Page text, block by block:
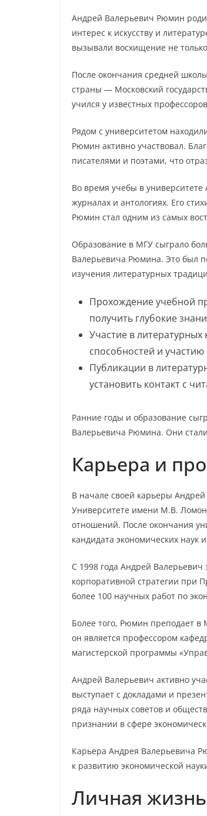
Андрей Валерьевич Рюмин
интерес к искусству и
вызывали восхищение не
После окончания средней
страны — Московский
учился у известных
Рядом с университетом
Рюмин активно участвовал.
писателями и поэтами, что
Во время учебы в университете
журналах и антологиях. Его
Рюмин стал одним из самых
Образование в МГУ сыграло
Валерьевича Рюмина. Это был
изучения литературных
Прохождение учебной
получить глубокие
Участие в
способностей и
Публикации в
установить контакт с
Ранние годы и образование
Валерьевича Рюмина. Они
Карьера и
В начале своей карьеры
Университете имени М.В.
отношений. После окончания
кандидата экономических наук
С 1998 года Андрей Валерьевич
корпоративной стратегии при
более 100 научных работ по
Более того, Рюмин преподает в
он является профессором
магистерской программы
Андрей Валерьевич активно
выступает с докладами и
ряда научных советов и
признании в сфере
Карьера Андрея Валерьевича
к развитию экономической
Личная